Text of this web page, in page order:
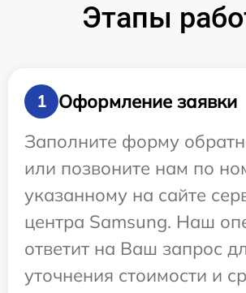
Этапы
1
Оформление заявки
Заполните форму
или позвоните нам по
указанному на сайте
центра Samsung. Наш
ответит на Ваш запрос
уточнения стоимости и